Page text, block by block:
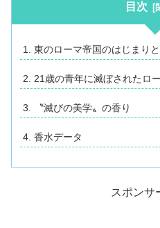
目次
東のローマ帝国のはじまり
21歳の青年に滅ぼされたロ
〝滅びの美学〟の香り
香水データ
スポンサ